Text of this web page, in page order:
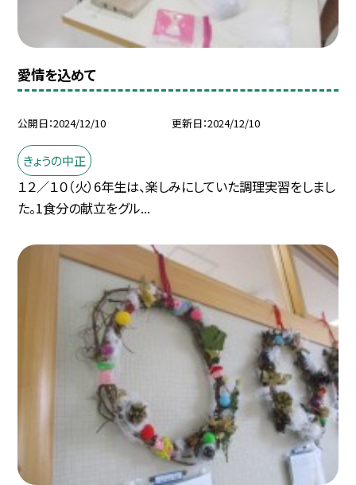
愛情を込めて
公開日 2024/12/10 更新日 2024/12/10
きょうの中正
１２／１０（火）6年生は、楽しみにしていた調理実習をしまし
た。1食分の献立をグル...